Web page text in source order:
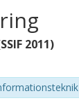
2011)